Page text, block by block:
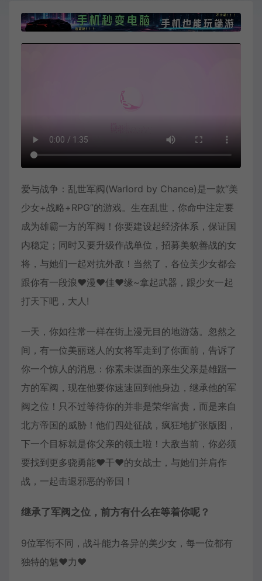
爱与战争：乱世军阀(Warlord by Chance)是一款“美
少女+战略+RPG”的游戏。生在乱世，你命中注定要
成为雄霸一方的军阀！你要建设起经济体系，保证国
内稳定；同时又要升级作战单位，招募美貌善战的女
将，与她们一起对抗外敌！当然了，各位美少女都会
跟你有一段浪♥漫♥佳♥缘~拿起武器，跟少女一起
打天下吧，大人!
一天，你如往常一样在街上漫无目的地游荡。忽然之
间，有一位美丽迷人的女将军走到了你面前，告诉了
你一个惊人的消息：你素未谋面的亲生父亲是雄踞一
方的军阀，现在他要你速速回到他身边，继承他的军
阀之位！只不过等待你的并非是荣华富贵，而是来自
北方帝国的威胁！他们四处征战，疯狂地扩张版图，
下一个目标就是你父亲的领土啦！大敌当前，你必须
要找到更多骁勇能♥干♥的女战士，与她们并肩作
战，一起击退邪恶的帝国！
继承了军阀之位，前方有什么在等着你呢？
9位军衔不同，战斗能力各异的美少女，每一位都有
独特的魅♥力♥